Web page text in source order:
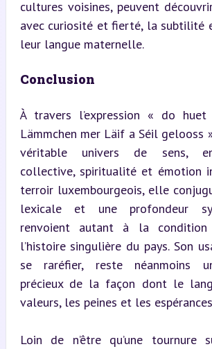
cultures voisines, peuvent
avec curiosité et fierté, la subtilité
leur langue maternelle.
Conclusion
À travers l’expression « do
Lämmchen mer Läif a Séil gelooss
véritable univers de sens,
collective, spiritualité et émotion
terroir luxembourgeois, elle
lexicale et une profondeur
renvoient autant à la condition
l’histoire singulière du pays. Son
se raréfier, reste néanmoins
précieux de la façon dont le
valeurs, les peines et les
Loin de n’être qu’une tournure